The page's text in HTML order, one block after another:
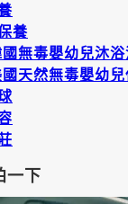
養
國無毒嬰幼兒沐
天然無毒嬰幼
一下